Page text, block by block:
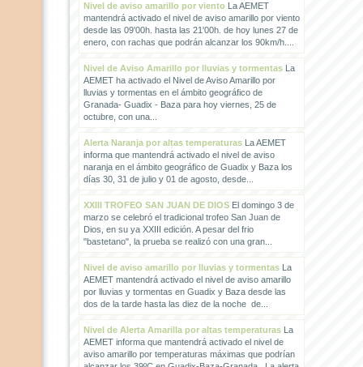
Nivel de aviso amarillo por vientoLa AEMET
mantendrá activado el nivel de aviso amarillo por viento
desde las 09'00h. hasta las 21'00h. de hoy lunes 27 de
enero, con rachas que podrán alcanzar los 90km/h....
Nivel de Aviso Amarillo por lluvias y tormentasLa
AEMET ha activado el Nivel de Aviso Amarillo por
lluvias y tormentas en el ámbito geográfico de
Granada- Guadix - Baza para hoy viernes, 25 de
octubre, con una...
Alerta Naranja por altas temperaturasLa AEMET
informa que mantendrá activado el nivel de aviso
naranja en el ámbito geográfico de Guadix y Baza los
días 30, 31 de julio y 01 de agosto, desde...
XXIII TROFEO SAN JUAN DE DIOSEl domingo 3 de
marzo se celebró el tradicional trofeo San Juan de
Dios, en su ya XXIII edición. A pesar del frio
"bastetano", la prueba se realizó con una gran...
Nivel de aviso amarillo por lluvias y tormentasLa
AEMET mantendrá activado el nivel de aviso amarillo
por lluvias y tormentas en Guadix y Baza desde las
dos de la tarde hasta las diez de la noche de...
Nivel de Alerta Amarilla por altas temperaturasLa
AEMET informa que mantendrá activado el nivel de
aviso amarillo por temperaturas máximas que podrían